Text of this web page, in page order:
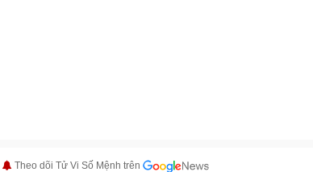
Theo dõi Tử Vi Số Mệnh trên